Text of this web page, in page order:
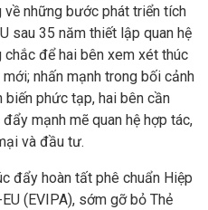
về những bước phát triển tích
sau 35 năm thiết lập quan hệ
để hai bên xem xét thúc
nhấn mạnh trong bối cảnh
biến phức tạp, hai bên cần
mạnh mẽ quan hệ hợp tác,
và đầu tư.
đẩy hoàn tất phê chuẩn Hiệp
(EVIPA), sớm gỡ bỏ Thẻ